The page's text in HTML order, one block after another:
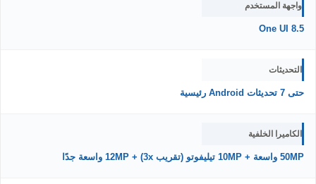
واجهة المستخدم
One UI 8.5
التحديثات
حتى 7 تحديثات Android رئيسية
الكاميرا الخلفية
50MP واسعة + 10MP تيليفوتو (تقريب 3x) + 12MP واسعة جدًا